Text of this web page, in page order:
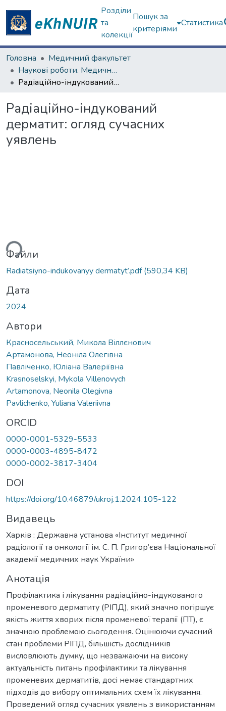
Розділи
та
колекції
Пошук за
критеріями
Статистика
Головна
Медичний факультет
Наукові роботи. Медичний факультет
Радіаційно-індукований дерматит: огляд сучасних уявлень
Радіаційно-індукований
дерматит: огляд сучасних
уявлень
Файли
Radiatsiyno-indukovanyy dermatyt’.pdf(590,34 KB)
Дата
2024
Автори
Красносельський, Микола Віллєнович
Артамонова, Неоніла Олегівна
Павліченко, Юліана Валеріївна
Krasnoselskyi, Mykola Villenovych
Artamonova, Neonila Olegivna
Pavlichenko, Yuliana Valeriivna
ORCID
0000-0001-5329-5533
0000-0003-4895-8472
0000-0002-3817-3404
DOI
https://doi.org/10.46879/ukroj.1.2024.105-122
Видавець
Харків : Державна установа «Інститут медичної
радіології та онкології ім. C. П. Григор’єва Національної
академії медичних наук України»
Анотація
Профілактика і лікування радіаційно-індукованого
променевого дерматиту (РІПД), який значно погіршує
якість життя хворих після променевої терапії (ПТ), є
значною проблемою сьогодення. Оцінюючи сучасний
стан проблеми РІПД, більшість дослідників
висловлюють думку, що незважаючи на високу
актуальність питань профілактики та лікування
променевих дерматитів, досі немає стандартних
підходів до вибору оптимальних схем їх лікування.
Проведений огляд сучасних уявлень з використанням